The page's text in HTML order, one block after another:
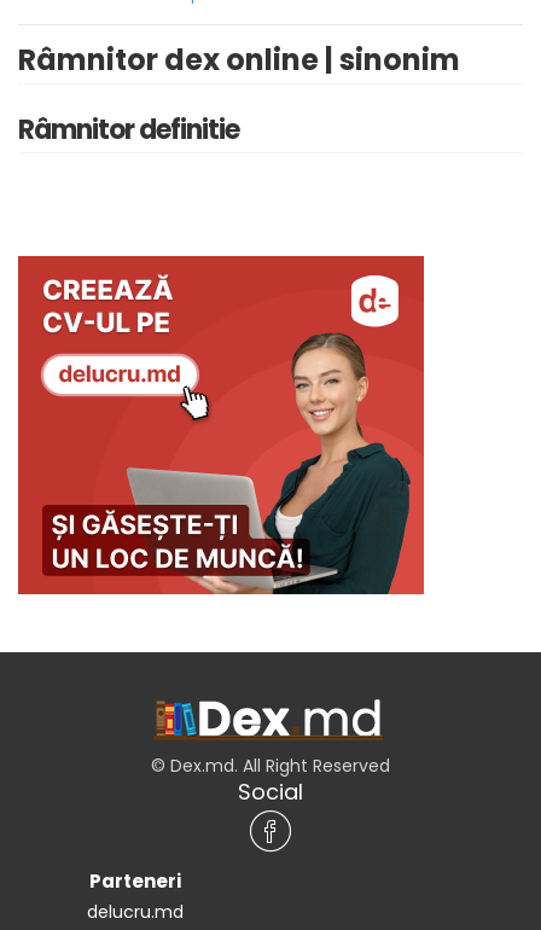
Râmnitor dex online | sinonim
Râmnitor definitie
© Dex.md. All Right Reserved
Social
Parteneri
delucru.md